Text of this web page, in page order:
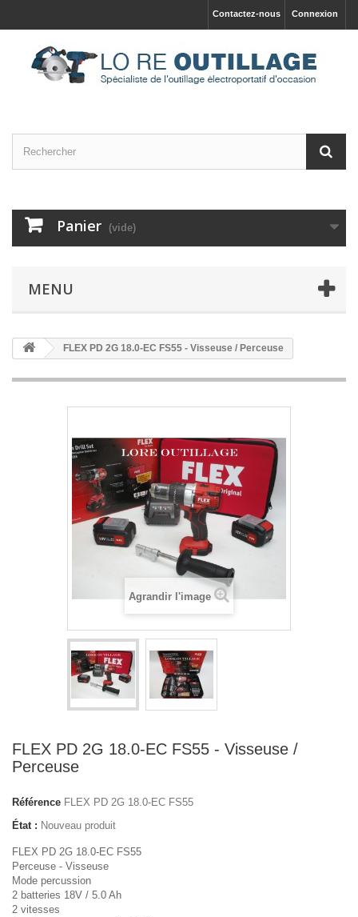
Connexion
Contactez-nous
Panier (vide)
MENU
FLEX PD 2G 18.0-EC FS55 - Visseuse / Perceuse
Agrandir l'image
FLEX PD 2G 18.0-EC FS55 - Visseuse /
Perceuse
Référence FLEX PD 2G 18.0-EC FS55
État : Nouveau produit
FLEX PD 2G 18.0-EC FS55
Perceuse - Visseuse
Mode percussion
2 batteries 18V / 5.0 Ah
2 vitesses